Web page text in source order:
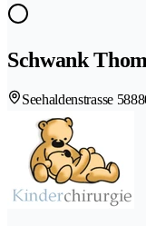
Schwank
Seehaldenstrasse 58